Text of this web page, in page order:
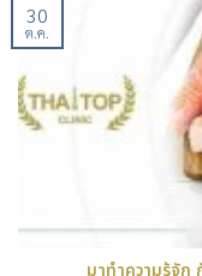
มาทำความรู้จั
30
ต.ค.